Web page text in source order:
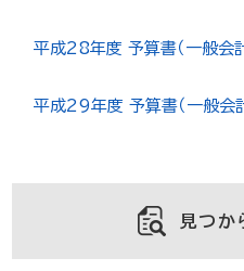
平成28年度 予算書（一般会計
平成29年度 予算書（一般会
見つか